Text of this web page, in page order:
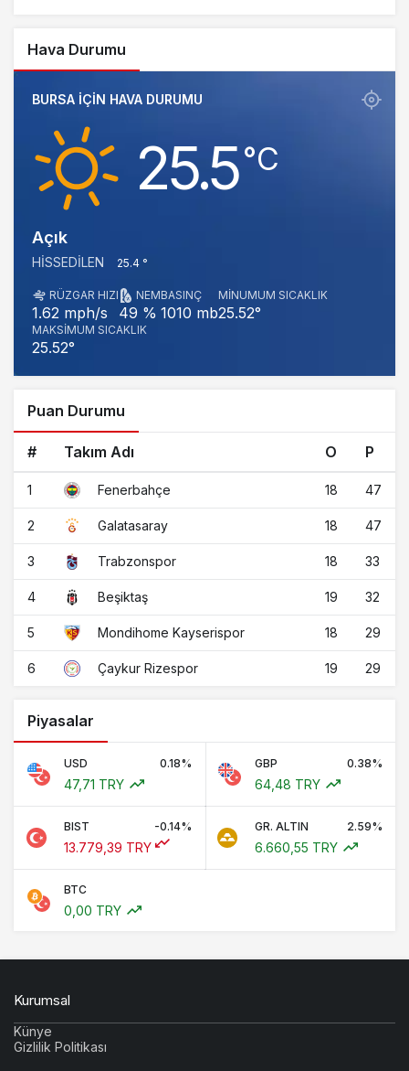
Hava Durumu
BURSA IÇIN HAVA DURUMU
25.5‎°C
Açık
HISSEDILEN 25.4 °
RÜZGAR HIZI
1.62 mph/s
NEM
49 %
BASINÇ
1010 mb
MINUMUM SICAKLIK
25.52°
MAKSIMUM SICAKLIK
25.52°
Puan Durumu
# Takım Adı O P
1 Fenerbahçe 18 47
2 Galatasaray 18 47
3 Trabzonspor 18 33
4 Beşiktaş 19 32
5 Mondihome Kayserispor 18 29
6 Çaykur Rizespor 19 29
Piyasalar
USD 0.18%
47,71 TRY
GBP 0.38%
64,48 TRY
BIST -0.14%
13.779,39 TRY
GR. ALTIN 2.59%
6.660,55 TRY
BTC
0,00 TRY
Kurumsal
Künye
Gizlilik Politikası